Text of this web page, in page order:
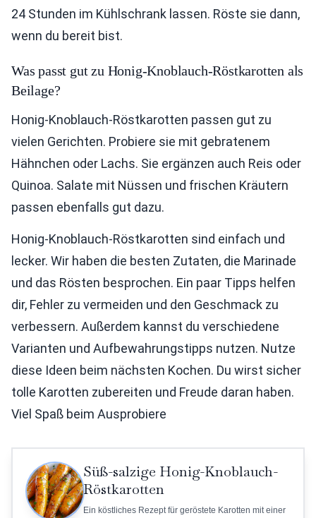
24 Stunden im Kühlschrank lassen. Röste sie dann,
wenn du bereit bist.
Was passt gut zu Honig-Knoblauch-Röstkarotten als
Beilage?
Honig-Knoblauch-Röstkarotten passen gut zu
vielen Gerichten. Probiere sie mit gebratenem
Hähnchen oder Lachs. Sie ergänzen auch Reis oder
Quinoa. Salate mit Nüssen und frischen Kräutern
passen ebenfalls gut dazu.
Honig-Knoblauch-Röstkarotten sind einfach und
lecker. Wir haben die besten Zutaten, die Marinade
und das Rösten besprochen. Ein paar Tipps helfen
dir, Fehler zu vermeiden und den Geschmack zu
verbessern. Außerdem kannst du verschiedene
Varianten und Aufbewahrungstipps nutzen. Nutze
diese Ideen beim nächsten Kochen. Du wirst sicher
tolle Karotten zubereiten und Freude daran haben.
Viel Spaß beim Ausprobiere
Süß-salzige Honig-Knoblauch-
Röstkarotten
Ein köstliches Rezept für geröstete Karotten mit einer